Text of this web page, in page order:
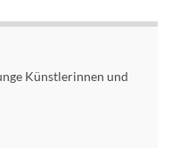
Künstlerinnen und